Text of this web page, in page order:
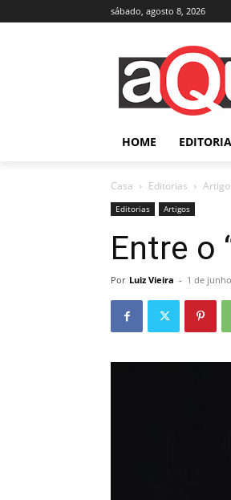
sábado, agosto 8, 2026
HOME
Casa Editorias
Editorias Artigos
Entre o
Por Luiz Vieira - 1 de